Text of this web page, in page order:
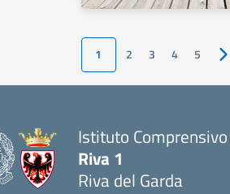
1 2 3 4 5
Istituto Comprensivo
Riva 1
Riva del Garda